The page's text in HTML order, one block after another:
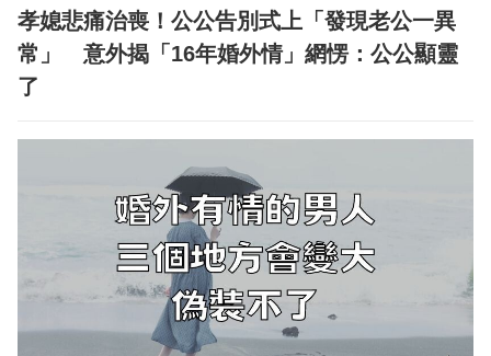
孝媳悲痛治喪！公公告別式上「發現老公一異
常」 意外揭「16年婚外情」網愣：公公顯靈
了